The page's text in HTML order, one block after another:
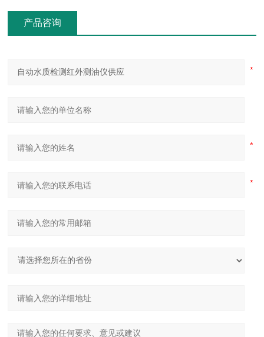
产品咨询